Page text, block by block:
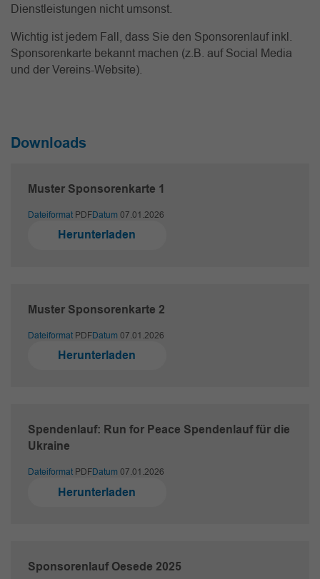
Dienstleistungen nicht umsonst.
Wichtig ist jedem Fall, dass Sie den Sponsorenlauf inkl.
Sponsorenkarte bekannt machen (z.B. auf Social Media
und der Vereins-Website).
Downloads
Muster Sponsorenkarte 1
Dateiformat PDFDatum 07.01.2026
Herunterladen
Muster Sponsorenkarte 2
Dateiformat PDFDatum 07.01.2026
Herunterladen
Spendenlauf: Run for Peace Spendenlauf für die
Ukraine
Dateiformat PDFDatum 07.01.2026
Herunterladen
Sponsorenlauf Oesede 2025